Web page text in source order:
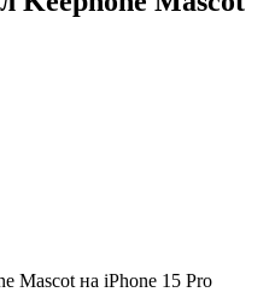
Mascot на iPhone 15 Pro